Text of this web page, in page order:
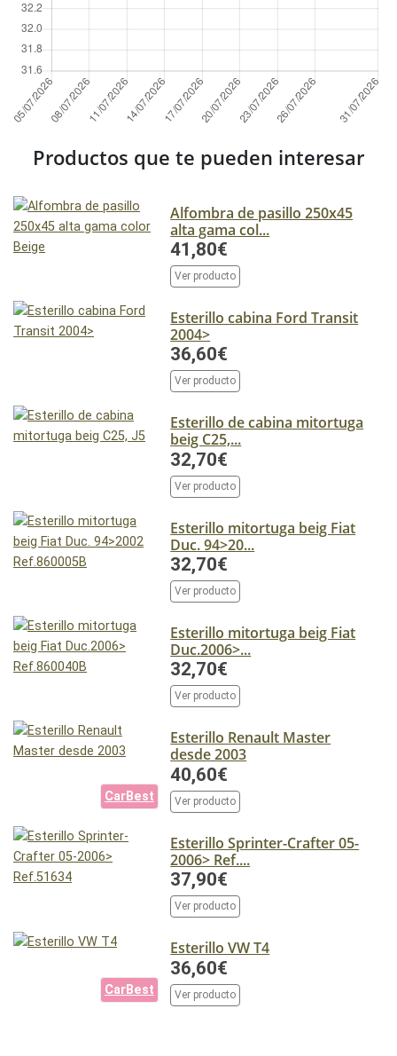
Productos que te pueden interesar
Alfombra de pasillo 250x45
alta gama col...
41,80€
Ver producto
Esterillo cabina Ford Transit
2004>
36,60€
Ver producto
Esterillo de cabina mitortuga
beig C25,...
32,70€
Ver producto
Esterillo mitortuga beig Fiat
Duc. 94>20...
32,70€
Ver producto
Esterillo mitortuga beig Fiat
Duc.2006>...
32,70€
Ver producto
CarBest
Esterillo Renault Master
desde 2003
40,60€
Ver producto
Esterillo Sprinter-Crafter 05-
2006> Ref....
37,90€
Ver producto
CarBest
Esterillo VW T4
36,60€
Ver producto